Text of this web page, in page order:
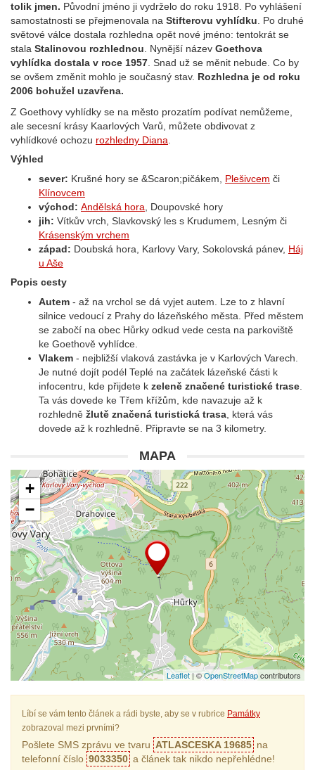
tolik jmen. Původní jméno ji vydrželo do roku 1918. Po vyhlášení
samostatnosti se přejmenovala na Stifterovu vyhlídku . Po druhé
světové válce dostala rozhledna opět nové jméno: tentokrát se
stala Stalinovou rozhlednou . Nynější název Goethova
vyhlídka dostala v roce 1957 . Snad už se měnit nebude. Co by
se ovšem změnit mohlo je současný stav. Rozhledna je od roku
2006 bohužel uzavřena.
Z Goethovy vyhlídky se na město prozatím podívat nemůžeme,
ale secesní krásy Kaarlových Varů, můžete obdivovat z
vyhlídkové ochozu rozhledny Diana
Výhled
sever: Krušné hory se &Scaron;pičákem, Plešivcem či
Klínovcem
východ: Andělská hora , Doupovské hory
jih: Vítkův vrch, Slavkovský les s Krudumem, Lesným či
Krásenským vrchem
západ: Doubská hora, Karlovy Vary, Sokolovská pánev, Háj
u Aše
Popis cesty
Autem - až na vrchol se dá vyjet autem. Lze to z hlavní
silnice vedoucí z Prahy do lázeňského města. Před městem
se zabočí na obec Hůrky odkud vede cesta na parkoviště
ke Goethově vyhlídce.
Vlakem - nejbližší vlaková zastávka je v Karlových Varech.
Je nutné dojít podél Teplé na začátek lázeňské části k
infocentru, kde přijdete k zeleně značené turistické trase
Ta vás dovede ke Třem křížům, kde navazuje až k
rozhledně žlutě značená turistická trasa , která vás
dovede až k rozhledně. Připravte se na 3 kilometry.
MAPA
+
−
Leaflet| ©OpenStreetMapcontributors
Líbí se vám tento článek a rádi byste, aby se v rubrice Památky
zobrazoval mezi prvními?
Pošlete SMS zprávu ve tvaru ATLASCESKA 19685 na
telefonní číslo 9033350 a článek tak nikdo nepřehlédne!